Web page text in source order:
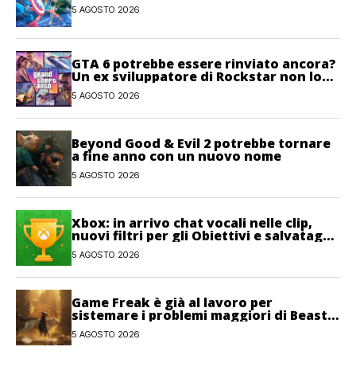
5 AGOSTO 2026
GTA 6 potrebbe essere rinviato ancora?
Un ex sviluppatore di Rockstar non lo
esclude
5 AGOSTO 2026
Beyond Good & Evil 2 potrebbe tornare
a fine anno con un nuovo nome
5 AGOSTO 2026
Xbox: in arrivo chat vocali nelle clip,
nuovi filtri per gli Obiettivi e salvataggi
cloud recuperabili
5 AGOSTO 2026
Game Freak è già al lavoro per
sistemare i problemi maggiori di Beast
of Reincarnation
5 AGOSTO 2026